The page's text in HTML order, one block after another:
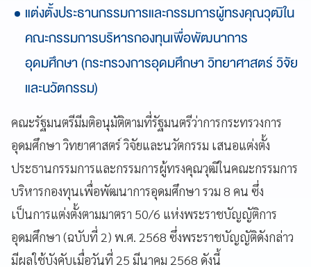
แต่งตั้งประธานกรรมการและกรรมการผู้ทรงคุณวุฒิใน
คณะกรรมการบริหารกองทุนเพื่อพัฒนาการ
อุดมศึกษา (กระทรวงการอุดมศึกษา วิทยาศาสตร์ วิจัย
และนวัตกรรม)
คณะรัฐมนตรีมีมติอนุมัติตามที่รัฐมนตรีว่าการกระทรวงการ
อุดมศึกษา วิทยาศาสตร์ วิจัยและนวัตกรรม เสนอแต่งตั้ง
ประธานกรรมการและกรรมการผู้ทรงคุณวุฒิในคณะกรรมการ
บริหารกองทุนเพื่อพัฒนาการอุดมศึกษา รวม 8 คน ซึ่ง
เป็นการแต่งตั้งตามมาตรา 50/6 แห่งพระราชบัญญัติการ
อุดมศึกษา (ฉบับที่ 2) พ.ศ. 2568 ซึ่งพระราชบัญญัติดังกล่าว
มีผลใช้บังคับเมื่อวันที่ 25 มีนาคม 2568 ดังนี้